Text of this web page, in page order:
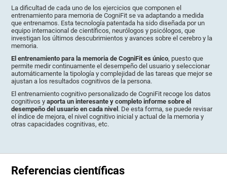
La dificultad de cada uno de los ejercicios que componen el
entrenamiento para memoria de CogniFit se va adaptando a medida
que entrenamos. Esta tecnología patentada ha sido diseñada por un
equipo internacional de científicos, neurólogos y psicólogos, que
investigan los últimos descubrimientos y avances sobre el cerebro y la
memoria.
El entrenamiento para la memoria de CogniFit es único, puesto que
permite medir continuamente el desempeño del usuario y seleccionar
automáticamente la tipología y complejidad de las tareas que mejor se
ajustan a los resultados cognitivos de la persona.
El entrenamiento cognitivo personalizado de CogniFit recoge los datos
cognitivos yaporta un interesante y completo informe sobre el
desempeño del usuario en cada nivel . De esta forma, se puede revisar
el índice de mejora, el nivel cognitivo inicial y actual de la memoria y
otras capacidades cognitivas, etc.
Referencias científicas